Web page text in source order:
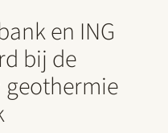
en ING
bij de